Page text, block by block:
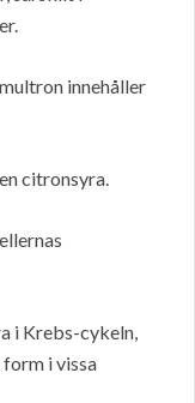
innehåller
citronsyra.
i Krebs-cykeln,
i vissa